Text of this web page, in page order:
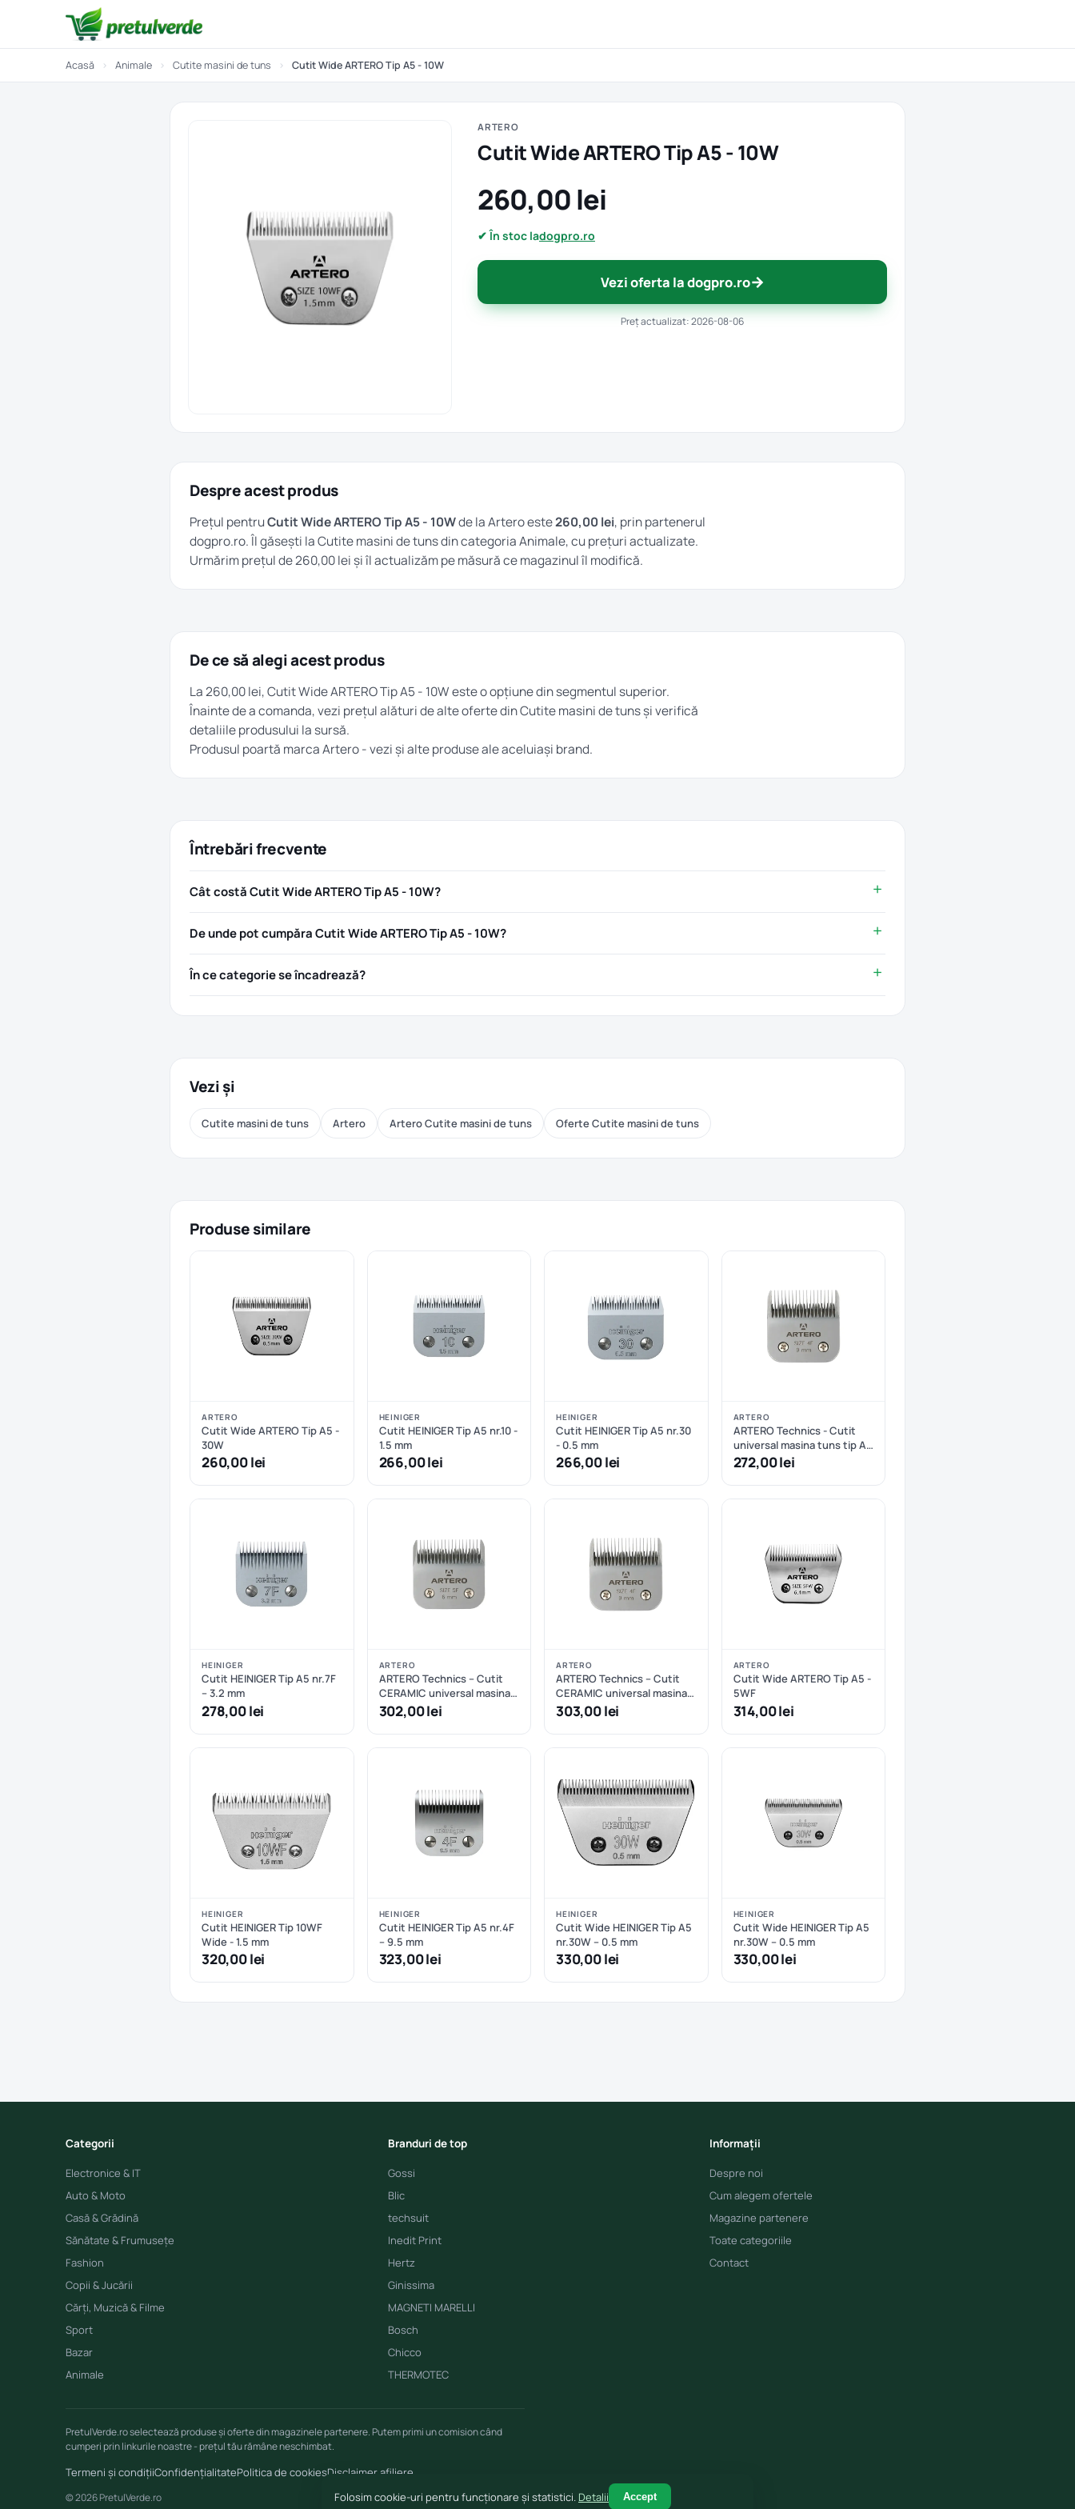
Acasă › Animale › Cutite masini de tuns › Cutit Wide ARTERO Tip A5 - 10W
ARTERO
Cutit Wide ARTERO Tip A5 - 10W
260,00 lei
✔ În stoc ladogpro.ro
Vezi oferta la dogpro.ro→
Preț actualizat: 2026-08-06
Despre acest produs
Prețul pentruCutit Wide ARTERO Tip A5 - 10Wde la Artero este260,00 lei, prin partenerul
dogpro.ro. Îl găsești laCutite masini de tunsdin categoriaAnimale, cu prețuri actualizate.
Urmărim prețul de 260,00 lei și îl actualizăm pe măsură ce magazinul îl modifică.
De ce să alegi acest produs
La 260,00 lei, Cutit Wide ARTERO Tip A5 - 10W este o opțiune din segmentul superior.
Înainte de a comanda, vezi prețul alături de alte oferte dinCutite masini de tunsși verifică
detaliile produsului la sursă.
Produsul poartă marcaArtero- vezi și alte produse ale aceluiași brand.
Întrebări frecvente
Cât costă Cutit Wide ARTERO Tip A5 - 10W?
De unde pot cumpăra Cutit Wide ARTERO Tip A5 - 10W?
În ce categorie se încadrează?
Vezi și
Cutite masini de tuns Artero Artero Cutite masini de tuns Oferte Cutite masini de tuns
Produse similare
ARTERO
Cutit Wide ARTERO Tip A5 -
30W
260,00 lei
HEINIGER
Cutit HEINIGER Tip A5 nr.10 -
1.5 mm
266,00 lei
HEINIGER
Cutit HEINIGER Tip A5 nr.30
- 0.5 mm
266,00 lei
ARTERO
ARTERO Technics - Cutit
universal masina tuns tip A5
nr.4F - 9.0mm
272,00 lei
HEINIGER
Cutit HEINIGER Tip A5 nr.7F
– 3.2 mm
278,00 lei
ARTERO
ARTERO Technics – Cutit
CERAMIC universal masina
tuns tip A5 nr.5F – 6mm
302,00 lei
ARTERO
ARTERO Technics – Cutit
CERAMIC universal masina
tuns tip A5 nr.4F – 9mm
303,00 lei
ARTERO
Cutit Wide ARTERO Tip A5 -
5WF
314,00 lei
HEINIGER
Cutit HEINIGER Tip 10WF
Wide - 1.5 mm
320,00 lei
HEINIGER
Cutit HEINIGER Tip A5 nr.4F
– 9.5 mm
323,00 lei
HEINIGER
Cutit Wide HEINIGER Tip A5
nr.30W – 0.5 mm
330,00 lei
HEINIGER
Cutit Wide HEINIGER Tip A5
nr.30W – 0.5 mm
330,00 lei
Categorii
Electronice & IT
Auto & Moto
Casă & Grădină
Sănătate & Frumusețe
Fashion
Copii & Jucării
Cărți, Muzică & Filme
Sport
Bazar
Animale
Branduri de top
Gossi
Blic
techsuit
Inedit Print
Hertz
Ginissima
MAGNETI MARELLI
Bosch
Chicco
THERMOTEC
Informații
Despre noi
Cum alegem ofertele
Magazine partenere
Toate categoriile
Contact
PretulVerde.ro selectează produse și oferte din magazinele partenere. Putem primi un comision când
cumperi prin linkurile noastre - prețul tău rămâne neschimbat.
Termeni și condițiiConfidențialitatePolitica de cookiesDisclaimer afiliere
© 2026 PretulVerde.ro Folosim cookie-uri pentru funcționare și statistici. Detalii Accept